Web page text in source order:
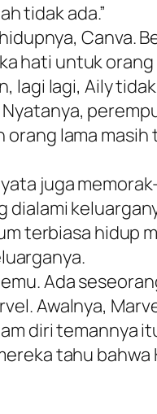
tidak ada.”
Canva.
hati untuk orang
lagi lagi, Aily
lama
juga
terbiasa hidup
Ada
Awalnya,
diri temannya
tahu bahwa